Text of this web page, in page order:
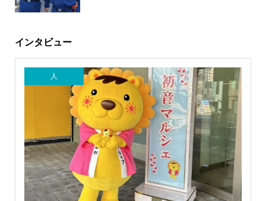
インタビュー
人